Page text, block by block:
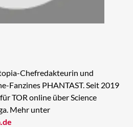
Chefredakteurin und
Fanzines PHANTAST. Seit 2019
TOR online über Science
Mehr unter